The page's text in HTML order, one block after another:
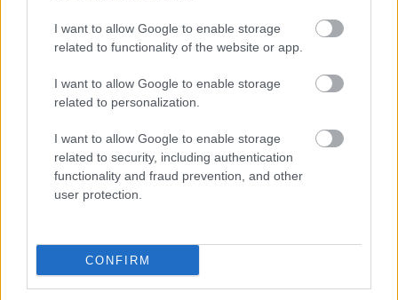
I want to allow Google to enable storage
related to functionality of the website or app.
I want to allow Google to enable storage
related to personalization.
I want to allow Google to enable storage
related to security, including authentication
functionality and fraud prevention, and other
user protection.
CONFIRM
kétméteres óriás tartja a kezében. A szikár
keménység, a komponisták márványszobrának
meghatározza itt is érezhető. Offenbach operája
azonban jóval több játékteret enged, mint Mozart,
kezében tartja az előadást, híresen gyors tempóival
időnként nem tudnak megbirkózni énekeseink, de az
élő előadás sodrása ezt is feledteti. A háború utáni
évekből igen kevés felvételt ismerünk, ezért
berlini Kroll Operában is dolgozott Klempererrel, s
Pesten is az egyik kedvenc énekese volt. Nem
véletlenül: gyönyörű jellegzetes lírai tenorjával